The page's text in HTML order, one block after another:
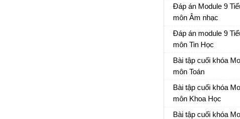
Đáp án Module 9
môn Âm nhạc
Đáp án trắc nghiệm
Đáp án module 9
môn Tin Học
Đáp án trắc nghiệm
Bài tập cuối khóa
môn Toán
Bài tập cuối khóa
Bài tập cuối khóa
môn Khoa Học
Bài tập cuối khóa
Bài tập cuối khóa